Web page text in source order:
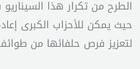
الطرح من تكرار هذا
حيث يمكن للأحزاب الكبرى
لتعزيز فرص حلفائها من